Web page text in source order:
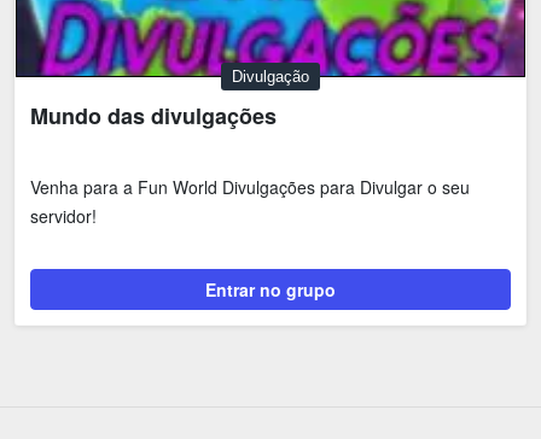
Divulgação
Mundo das divulgações
Venha para a Fun World Divulgações para Divulgar o seu
servidor!
Entrar no grupo